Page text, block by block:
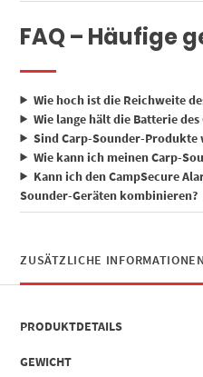
FAQ – Häufige
Wie hoch ist die Reichweite
Wie lange hält die Batterie des
Sind Carp-Sounder-Produkte
Wie kann ich meinen Carp-
Kann ich den CampSecure
Sounder-Geräten kombinieren?
ZUSÄTZLICHE INFORMATIONEN
PRODUKTDETAILS
GEWICHT